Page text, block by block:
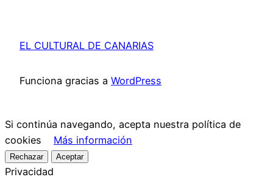
EL CULTURAL DE CANARIAS
Funciona gracias a WordPress
Si continúa navegando, acepta nuestra política de
cookies Más información
Rechazar Aceptar
Privacidad